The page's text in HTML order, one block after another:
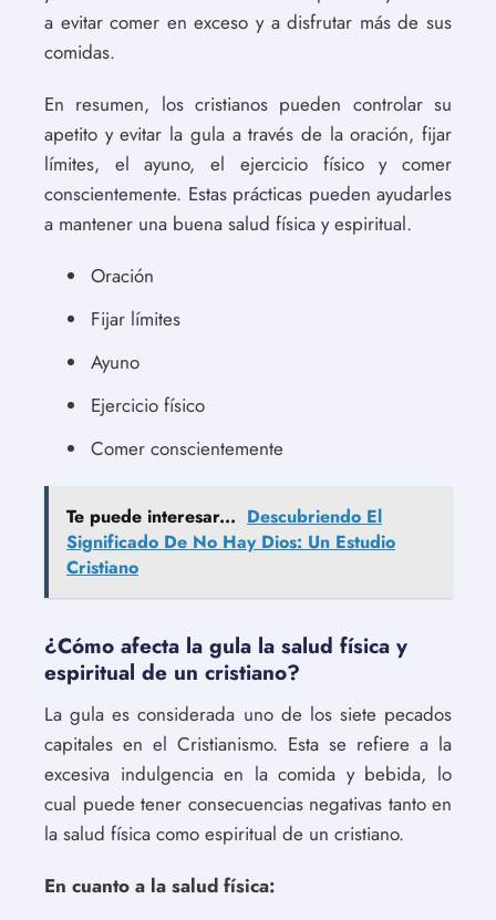
a evitar comer en exceso y a disfrutar más de sus
comidas.
En resumen, los cristianos pueden controlar su
apetito y evitar la gula a través de la oración, fijar
límites, el ayuno, el ejercicio físico y comer
conscientemente. Estas prácticas pueden ayudarles
a mantener una buena salud física y espiritual.
Oración
Fijar límites
Ayuno
Ejercicio físico
Comer conscientemente
Te puede interesar... Descubriendo El
Significado De No Hay Dios: Un Estudio
Cristiano
¿Cómo afecta la gula la salud física y
espiritual de un cristiano?
La gula es considerada uno de los siete pecados
capitales en el Cristianismo. Esta se refiere a la
excesiva indulgencia en la comida y bebida, lo
cual puede tener consecuencias negativas tanto en
la salud física como espiritual de un cristiano.
En cuanto a la salud física: